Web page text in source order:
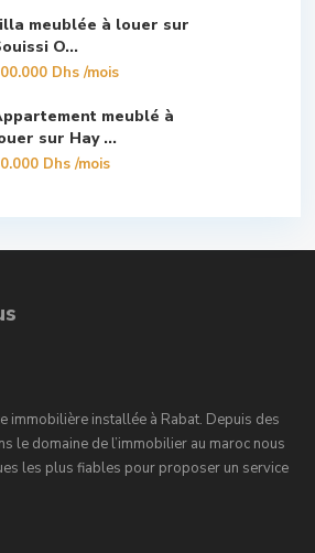
meublée à louer sur
O...
Dhs/mois
meublé à
sur Hay ...
Dhs/mois
immobilière installée à Rabat. Depuis des
le domaine de l’immobilier au maroc nous
les plus fiables pour proposer un service